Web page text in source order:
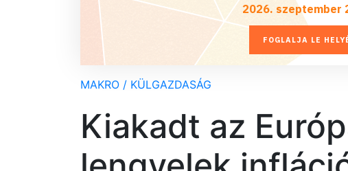
2026. szeptember
FOGLALJA LE
MAKRO / KÜLGAZDASÁG
Kiakadt az